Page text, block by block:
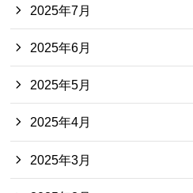
2025年7月
2025年6月
2025年5月
2025年4月
2025年3月